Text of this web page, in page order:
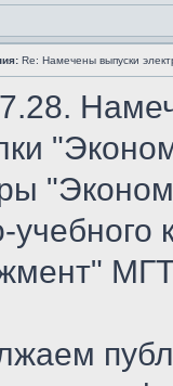
Re: Намечены выпуски